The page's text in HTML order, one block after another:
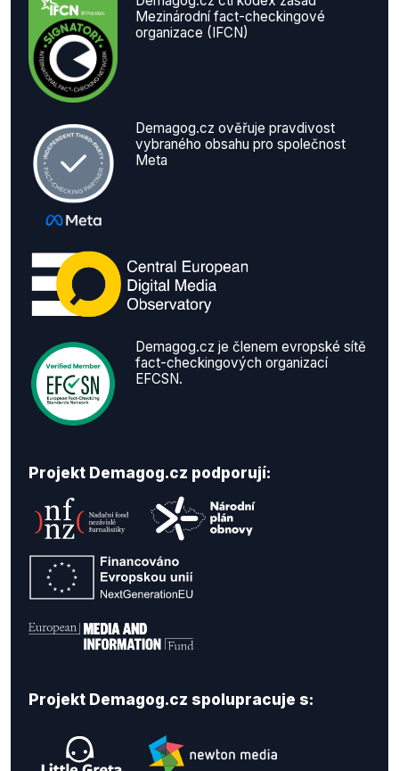
Mezinárodní fact-checkingové
organizace (IFCN)
Demagog.cz ověřuje pravdivost
vybraného obsahu pro společnost
Meta
Demagog.cz je členem evropské sítě
fact-checkingových organizací
EFCSN.
Projekt Demagog.cz podporují:
Projekt Demagog.cz spolupracuje s: